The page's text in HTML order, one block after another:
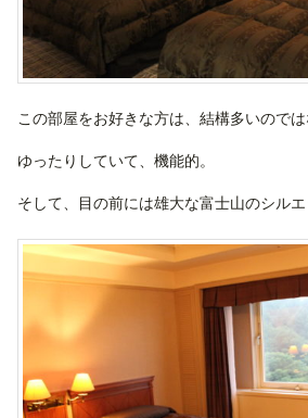
この部屋をお好きな方は、結構多いので
ゆったりしていて、機能的。
そして、目の前には雄大な富士山のシルエ